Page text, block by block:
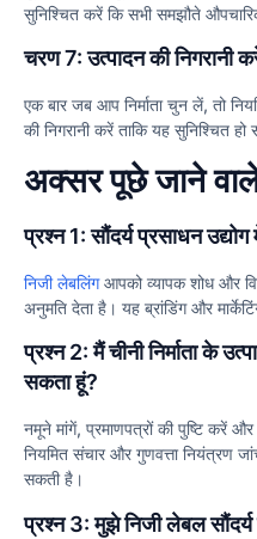
सुनिश्चित करें कि सभी समझौते
चरण 7: उत्पादन की निगरानी
एक बार जब आप निर्माता चुन लें, तो
की निगरानी करें ताकि यह सुनिश्चित हो
अक्सर पूछे जाने
प्रश्न 1: सौंदर्य प्रसाधन
निजी लेबलिंगआपको व्यापक शोध और
अनुमति देता है। यह ब्रांडिंग और
प्रश्न 2: मैं चीनी निर्माता के
सकता हूं?
नमूने मांगें, प्रमाणपत्रों की पुष्टि करें
नियमित संचार और गुणवत्ता नियंत्रण
सकती है।
प्रश्न 3: मुझे निजी लेबल सौंदर्य